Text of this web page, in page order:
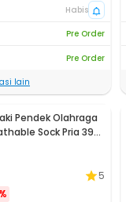
Habis
Pre Order
Pre Order
lain
Pendek Olahraga
Sock Pria 39-
5